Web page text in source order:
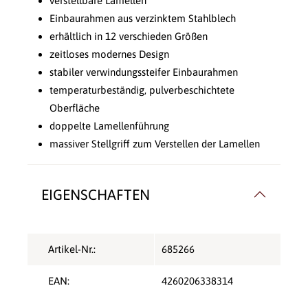
Einbaurahmen aus verzinktem Stahlblech
erhältlich in 12 verschieden Größen
zeitloses modernes Design
stabiler verwindungssteifer Einbaurahmen
temperaturbeständig, pulverbeschichtete
Oberfläche
doppelte Lamellenführung
massiver Stellgriff zum Verstellen der Lamellen
EIGENSCHAFTEN
Artikel-Nr.: 685266
EAN: 4260206338314